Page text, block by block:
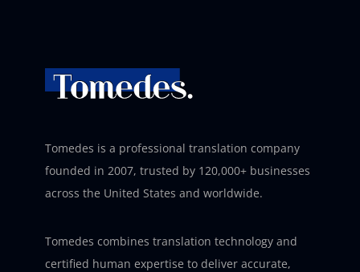
Tomedes is a professional translation company
founded in 2007, trusted by 120,000+ businesses
across the United States and worldwide.
Tomedes combines translation technology and
certified human expertise to deliver accurate,